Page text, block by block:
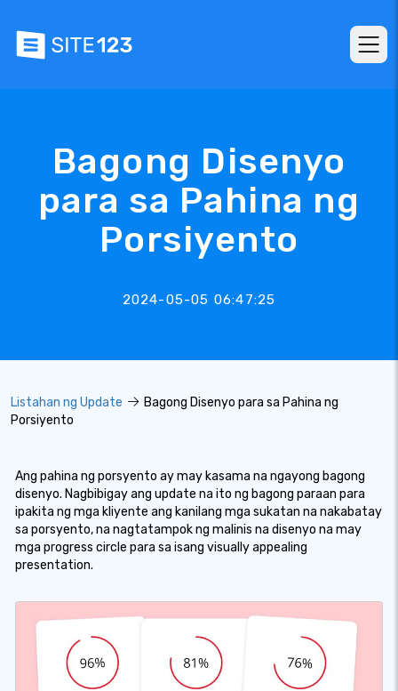
Bagong Disenyo
para sa Pahina ng
Porsiyento
2024-05-05 06:47:25
Listahan ng Update
Bagong Disenyo para sa Pahina ng
Porsiyento
Ang pahina ng porsyento ay may kasama na ngayong bagong
disenyo. Nagbibigay ang update na ito ng bagong paraan para
ipakita ng mga kliyente ang kanilang mga sukatan na nakabatay
sa porsyento, na nagtatampok ng malinis na disenyo na may
mga progress circle para sa isang visually appealing
presentation.